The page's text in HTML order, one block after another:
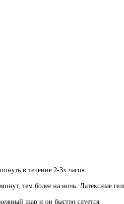
в течение 2-3х часов.
тем более на ночь. Латексные
шар и он быстро сдуется.